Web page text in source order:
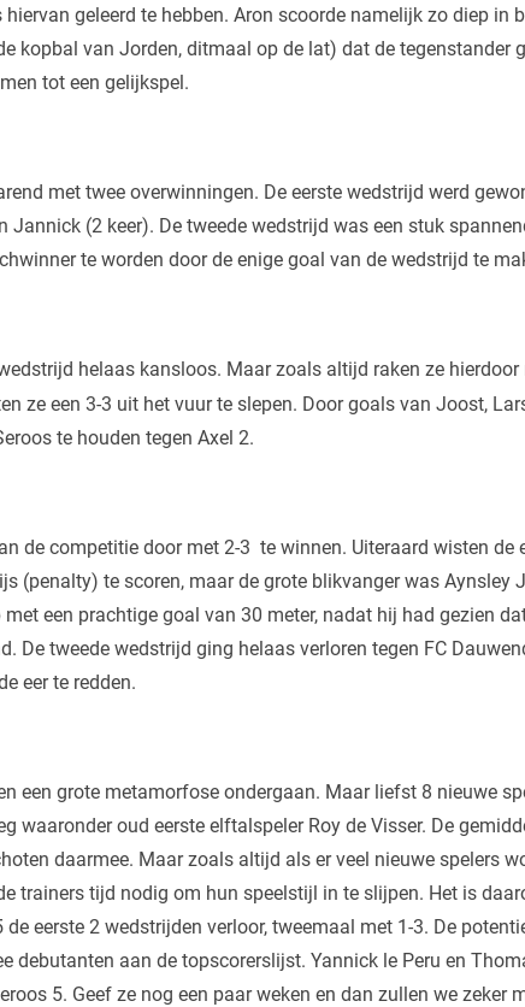
hiervan geleerd te hebben. Aron scoorde namelijk zo diep in
kopbal van Jorden, ditmaal op de lat) dat de tegenstander
tot een gelijkspel.
met twee overwinningen. De eerste wedstrijd werd
Jannick (2 keer). De tweede wedstrijd was een stuk
te worden door de enige goal van de wedstrijd te
helaas kansloos. Maar zoals altijd raken ze hierdoor
ze een 3-3 uit het vuur te slepen. Door goals van Joost,
te houden tegen Axel 2.
de competitie door met 2-3 te winnen. Uiteraard wisten de
(penalty) te scoren, maar de grote blikvanger was Aynsley
een prachtige goal van 30 meter, nadat hij had gezien
De tweede wedstrijd ging helaas verloren tegen FC
eer te redden.
een grote metamorfose ondergaan. Maar liefst 8 nieuwe
waaronder oud eerste elftalspeler Roy de Visser. De
daarmee. Maar zoals altijd als er veel nieuwe spelers
trainers tijd nodig om hun speelstijl in te slijpen. Het is
eerste 2 wedstrijden verloor, tweemaal met 1-3. De
debutanten aan de topscorerslijst. Yannick le Peru en
5. Geef ze nog een paar weken en dan zullen we zeker